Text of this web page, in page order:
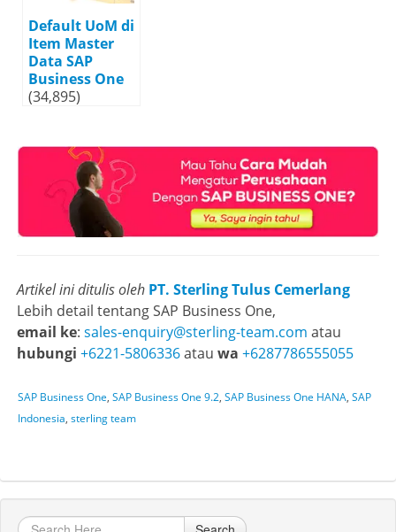
Default UoM di
Item Master
Data SAP
Business One
(34,895)
Artikel ini ditulis oleh PT. Sterling Tulus Cemerlang
Lebih detail tentang SAP Business One,
email ke: sales-enquiry@sterling-team.com atau
hubungi +6221-5806336atau wa +6287786555055
SAP Business One, SAP Business One 9.2, SAP Business One HANA, SAP
Indonesia, sterling team